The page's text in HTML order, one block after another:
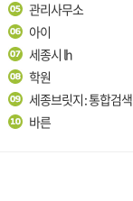
관리사무소
아이
세종시 lh
학원
세종브릿지 : 통합검색
바른